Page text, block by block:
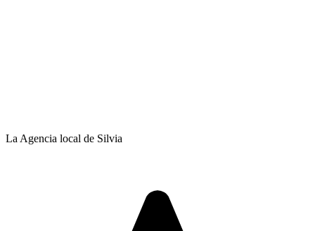
La Agencia local de Silvia